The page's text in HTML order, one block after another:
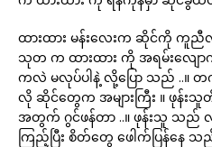
ထားထား မန်းလေးက ဆိုင်ကို ကူညီ
သုတ က ထားထား ကို အရမ်းလျော
ကလဲ မလုပ်ပါနဲ့ လို့ပြော သည် ..။
လို ဆိုင်တွေက အများကြီး ။ ဖုန်
အတွက် ဂွင်ဖန်တာ ..။ ဖုန်းသူ သည်
ကြည့်ပြီး စိတ်တွေ ဖေါက်ပြန်နေ သ